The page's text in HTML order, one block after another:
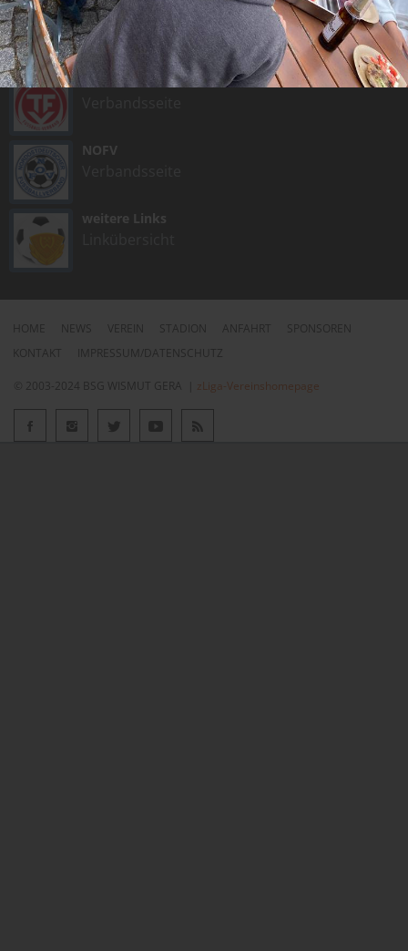
TFV
NOFV
weitere Links
HOME NEWS VEREIN STADION ANFAHRT
SPONSOREN
KONTAKT
IMPRESSUM/DATENSCHUTZ
© 2003-2024 BSG WISMUT GERA | zLiga-Vereinshomepage